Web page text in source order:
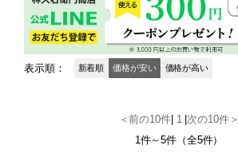
表示順： 新着順 価格が安い 価格が高い
＜前の10件| 1
次の10件＞
1件～5件（全5件）